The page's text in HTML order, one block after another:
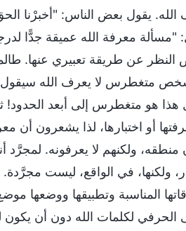
الله. يقول بعض الناس: "أخبرْنا
معرفة الله عميقة جدًّا
عن طريقة تعبيري عنها.
متغطرس لا يعرف الله
هو متغطرس إلى أبعد الحدود!
أو اختبارها، لذا يشعرون أن
ولكنهم لا يعرفونه. لمجرَّد
ولكنها، في الواقع، ليست
المناسبة وتطبيقها ووضعها
لكلمات الله دون أن